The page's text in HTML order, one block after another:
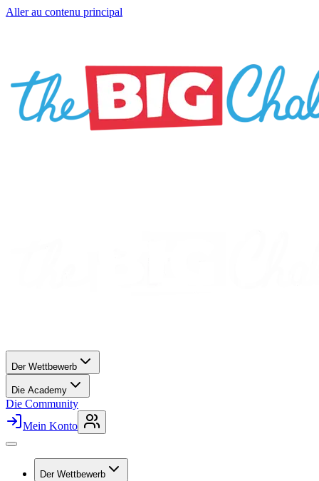
Aller au contenu principal
Der Wettbewerb
Die Academy
Die Community
Mein Konto
Der Wettbewerb